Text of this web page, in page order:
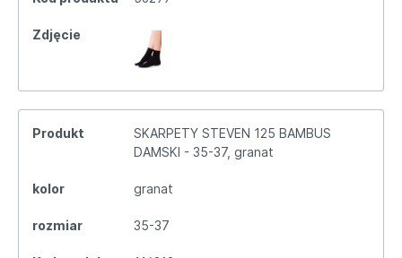
Zdjęcie
Produkt
SKARPETY STEVEN 125 BAMBUS
DAMSKI - 35-37, granat
kolor granat
rozmiar 35-37